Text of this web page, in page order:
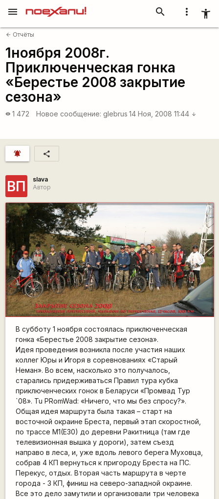
more_vert accessibility_new
search
menu
arrow_back Отчёты
1ноября 2008г.
Приключенческая гонка
«Берестье 2008 закрытие
сезона»
visibility 1 472 Новое сообщение: glebrus 14 Ноя, 2008 11:44 arrow_downward
notifications_active share
ВП
slava
Автор
В субботу 1 ноября состоялась приключенческая
гонка «Берестье 2008 закрытие сезона».
Идея проведения возникла после участия наших
коллег Юры и Игоря в соревнованиях «Старый
Неман». Во всем, насколько это получалось,
старались придерживаться Правил тура кубка
приключенческих гонок в Беларуси «Промвад Тур
`08». Tu PRomWad: «Ничего, что мы без спросу?».
Общая идея маршрута была такая – старт на
восточной окраине Бреста, первый этап скоростной,
по трассе М1(Е30) до деревни Ракитница (там где
телевизионная вышка у дороги), затем съезд
направо в леса, и, уже вдоль левого берега Муховца,
собрав 4 КП вернуться к пригороду Бреста на ПС.
Перекус, отдых. Вторая часть маршрута в черте
города - 3 КП, финиш на северо-западной окраине.
Все это дело замутили и организовали три человека